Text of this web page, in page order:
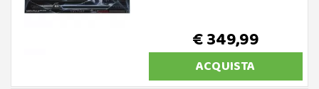
€ 349,99
ACQUISTA